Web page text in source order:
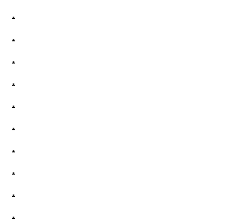
.
.
.
.
.
.
.
.
.
.